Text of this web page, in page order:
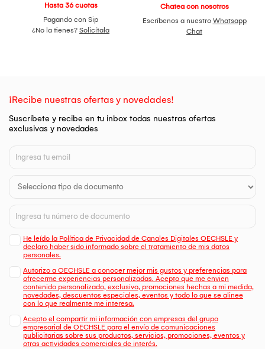
Hasta 36 cuotas
Pagando con Sip
¿No la tienes? Solicítala
Chatea con nosotros
Escríbenos a nuestro Whatsapp
Chat
¡Recibe nuestras ofertas y novedades!
Suscríbete y recibe en tu inbox todas nuestras ofertas
exclusivas y novedades
He leído la Política de Privacidad de Canales Digitales OECHSLE y
declaro haber sido informado sobre el tratamiento de mis datos
personales.
Autorizo a OECHSLE a conocer mejor mis gustos y preferencias para
ofrecerme experiencias personalizadas. Acepto que me envien
contenido personalizado, exclusivo, promociones hechas a mi medida,
novedades, descuentos especiales, eventos y todo lo que se alinee
con lo que realmente me interesa.
Acepto el compartir mi información con empresas del grupo
empresarial de OECHSLE para el envío de comunicaciones
publicitarias sobre sus productos, servicios, promociones, eventos y
otras actividades comerciales de interés.